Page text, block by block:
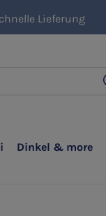
Lieferung
Dinkel & more